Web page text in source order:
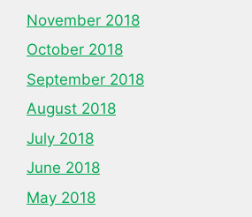
November 2018
October 2018
September 2018
August 2018
July 2018
June 2018
May 2018